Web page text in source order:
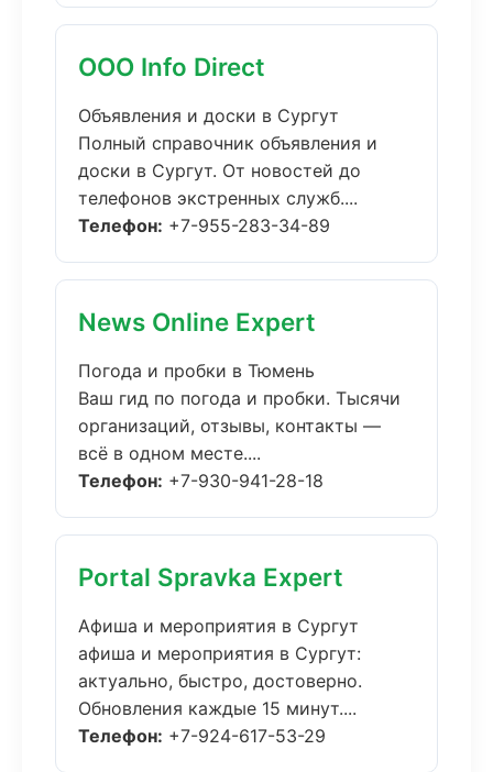
ООО Info Direct
Объявления и доски в Сургут
Полный справочник объявления и
доски в Сургут. От новостей до
телефонов экстренных служб....
Телефон: +7-955-283-34-89
News Online Expert
Погода и пробки в Тюмень
Ваш гид по погода и пробки. Тысячи
организаций, отзывы, контакты —
всё в одном месте....
Телефон: +7-930-941-28-18
Portal Spravka Expert
Афиша и мероприятия в Сургут
афиша и мероприятия в Сургут:
актуально, быстро, достоверно.
Обновления каждые 15 минут....
Телефон: +7-924-617-53-29